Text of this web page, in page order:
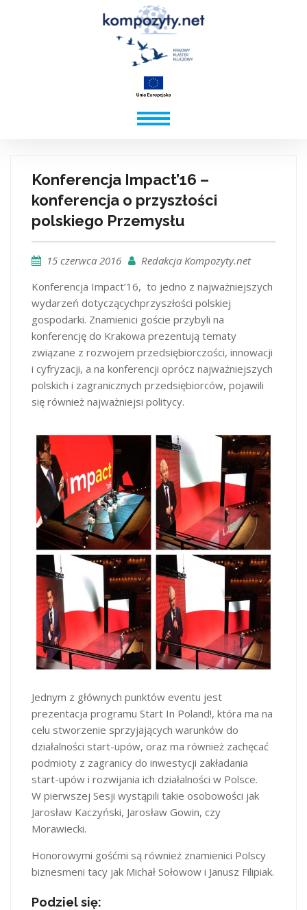
Konferencja Impact’16 –
konferencja o przyszłości
polskiego Przemysłu
15 czerwca 2016
Redakcja Kompozyty.net
Konferencja Impact’16, to jedno z najważniejszych
wydarzeń dotyczącychprzyszłości polskiej
gospodarki. Znamienici goście przybyli na
konferencję do Krakowa prezentują tematy
związane z rozwojem przedsiębiorczości, innowacji
i cyfryzacji, a na konferencji oprócz najważniejszych
polskich i zagranicznych przedsiębiorców, pojawili
się również najważniejsi politycy.
Jednym z głównych punktów eventu jest
prezentacja programu Start In Poland!, która ma na
celu stworzenie sprzyjających warunków do
działalności start-upów, oraz ma również zachęcać
podmioty z zagranicy do inwestycji zakładania
start-upów i rozwijania ich działalności w Polsce.
W pierwszej Sesji wystąpili takie osobowości jak
Jarosław Kaczyński, Jarosław Gowin, czy
Morawiecki.
Honorowymi gośćmi są również znamienici Polscy
biznesmeni tacy jak Michał Sołowow i Janusz Filipiak.
Podziel się: